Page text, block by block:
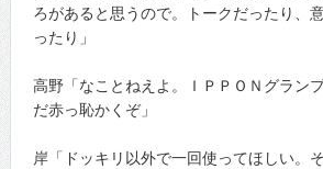
ろがあると思うので。トークだったり、
ったり」
高野「なことねえよ。ＩＰＰＯＮグラン
だ赤っ恥かくぞ」
岸「ドッキリ以外で一回使ってほしい。